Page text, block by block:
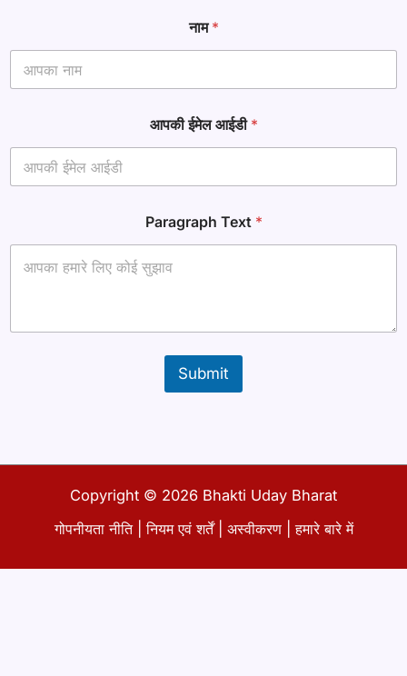
नाम*
आपकी ईमेल आईडी *
e
x
ना
Paragraph Text *
Submit
Copyright © 2026 Bhakti Uday Bharat
गोपनीयता नीति|नियम एवं शर्तें| अस्वीकरण |हमारे बारे में